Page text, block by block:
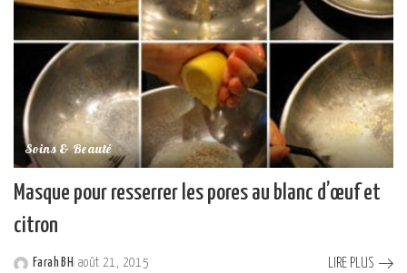
Soins & Beauté
Masque pour resserrer les pores au blanc d’œuf et
citron
Farah BH août 21, 2015 LIRE PLUS